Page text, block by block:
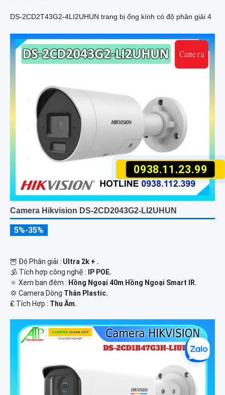
0938.11.23.99
DS-2CD2T43G2-4LI2UHUN trang bị ống kính có độ phân giải 4
Camera Hikvision DS-2CD2043G2-LI2UHUN
5%-35%
🦉 Độ Phân giải : Ultra 2k + .
🕉️ Tích hợp công nghệ :
IP POE.
🔅 Xem ban đêm : Hồng Ngoại 40m Hồng Ngoại Smart IR.
💢 Camera Dòng Thân Plastic.
️₤ Tích Hợp : Thu Âm.